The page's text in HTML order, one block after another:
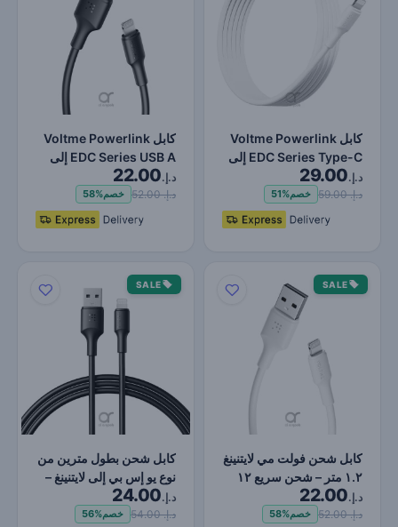
كابل Voltme Powerlink
EDC Series Type-C إلى
Lightning - شحن فائق…
د.إ.29.00
د.إ. 59.00 خصم51%
كابل Voltme Powerlink
EDC Series USB A إلى
Lightning - شحن سريع…
د.إ.22.00
د.إ. 52.00 خصم58%
SALE
كابل شحن فولت مي لايتنينغ
١.٢ متر – شحن سريع ١٢
واط ونقل بيانات…
د.إ.22.00
د.إ. 52.00 خصم58%
SALE
كابل شحن بطول مترين من
نوع يو إس بي إلى لايتنينغ –
شحن سريع بقوة…
د.إ.24.00
د.إ. 54.00 خصم56%